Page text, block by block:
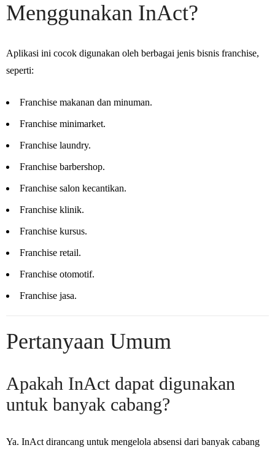
Menggunakan InAct?
Aplikasi ini cocok digunakan oleh berbagai jenis bisnis franchise,
seperti:
Franchise makanan dan minuman.
Franchise minimarket.
Franchise laundry.
Franchise barbershop.
Franchise salon kecantikan.
Franchise klinik.
Franchise kursus.
Franchise retail.
Franchise otomotif.
Franchise jasa.
Pertanyaan Umum
Apakah InAct dapat digunakan
untuk banyak cabang?
Ya. InAct dirancang untuk mengelola absensi dari banyak cabang